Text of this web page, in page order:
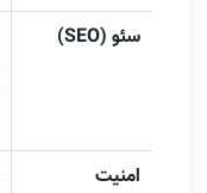
سئو (SEO)
امنیت